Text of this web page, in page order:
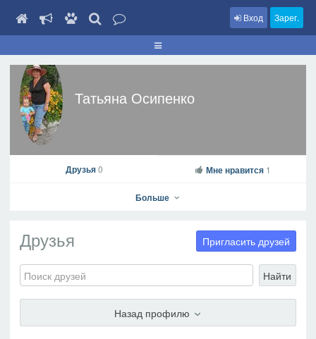
Вход Зарег.
Татьяна Осипенко
Татьяна Осипенко
На профиль
Фото Видео
Друзья0 Мне нравится 1
Больше
Друзья
Найти
Пригласить друзей
Назад профилю